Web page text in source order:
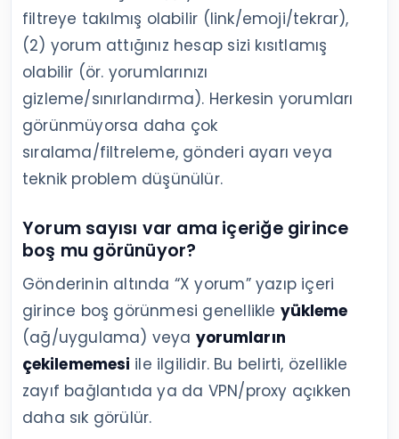
filtreye takılmış olabilir (link/emoji/tekrar),
(2) yorum attığınız hesap sizi kısıtlamış
olabilir (ör. yorumlarınızı
gizleme/sınırlandırma). Herkesin yorumları
görünmüyorsa daha çok
sıralama/filtreleme, gönderi ayarı veya
teknik problem düşünülür.
Yorum sayısı var ama içeriğe girince
boş mu görünüyor?
Gönderinin altında “X yorum” yazıp içeri
girince boş görünmesi genellikle yükleme
(ağ/uygulama) veya yorumların
çekilememesi ile ilgilidir. Bu belirti, özellikle
zayıf bağlantıda ya da VPN/proxy açıkken
daha sık görülür.